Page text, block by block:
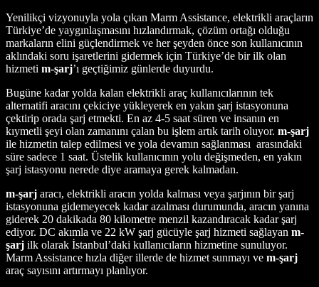
Yenilikçi vizyonuyla yola çıkan Marm Assistance, elektrikli araçların
Türkiye’de yaygınlaşmasını hızlandırmak, çözüm ortağı olduğu
markaların elini güçlendirmek ve her şeyden önce son kullanıcının
aklındaki soru işaretlerini gidermek için Türkiye’de bir ilk olan
hizmeti m-şarj’ı geçtiğimiz günlerde duyurdu.
Bugüne kadar yolda kalan elektrikli araç kullanıcılarının tek
alternatifi aracını çekiciye yükleyerek en yakın şarj istasyonuna
çektirip orada şarj etmekti. En az 4-5 saat süren ve insanın en
kıymetli şeyi olan zamanını çalan bu işlem artık tarih oluyor. m-şarj
ile hizmetin talep edilmesi ve yola devamın sağlanması arasındaki
süre sadece 1 saat. Üstelik kullanıcının yolu değişmeden, en yakın
şarj istasyonu nerede diye aramaya gerek kalmadan.
m-şarj aracı, elektrikli aracın yolda kalması veya şarjının bir şarj
istasyonuna gidemeyecek kadar azalması durumunda, aracın yanına
giderek 20 dakikada 80 kilometre menzil kazandıracak kadar şarj
ediyor. DC akımla ve 22 kW şarj gücüyle şarj hizmeti sağlayan m-
şarj ilk olarak İstanbul’daki kullanıcıların hizmetine sunuluyor.
Marm Assistance hızla diğer illerde de hizmet sunmayı ve m-şarj
araç sayısını artırmayı planlıyor.